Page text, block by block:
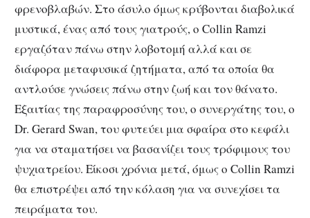
φρενοβλαβών. Στο άσυλο όμως κρύβονται διαβολικά
μυστικά, ένας από τους γιατρούς, ο Collin Ramzi
εργαζόταν πάνω στην λοβοτομή αλλά και σε
διάφορα μεταφυσικά ζητήματα, από τα οποία θα
αντλούσε γνώσεις πάνω στην ζωή και τον θάνατο.
Εξαιτίας της παραφροσύνης του, ο συνεργάτης του, ο
Dr. Gerard Swan, του φυτεύει μια σφαίρα στο κεφάλι
για να σταματήσει να βασανίζει τους τρόφιμους του
ψυχιατρείου. Είκοσι χρόνια μετά, όμως ο Collin Ramzi
θα επιστρέψει από την κόλαση για να συνεχίσει τα
πειράματα του.